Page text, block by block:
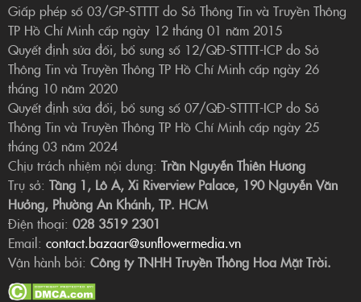
Giấp phép số 03/GP-STTTT do Sở Thông Tin và Truyền Thông
TP Hồ Chí Minh cấp ngày 12 tháng 01 năm 2015
Quyết định sửa đổi, bổ sung số 12/QĐ-STTTT-ICP do Sở
Thông Tin và Truyền Thông TP Hồ Chí Minh cấp ngày 26
tháng 10 năm 2020
Quyết định sửa đổi, bổ sung số 07/QĐ-STTTT-ICP do Sở
Thông Tin và Truyền Thông TP Hồ Chí Minh cấp ngày 25
tháng 03 năm 2024
Chịu trách nhiệm nội dung: Trần Nguyễn Thiên Hương
Trụ sở: Tầng 1, Lô A, Xi Riverview Palace, 190 Nguyễn Văn
Hưởng, Phường An Khánh, TP. HCM
Điện thoại: 028 3519 2301
Email: contact.bazaar@sunflowermedia.vn
Vận hành bởi: Công ty TNHH Truyền Thông Hoa Mặt Trời.